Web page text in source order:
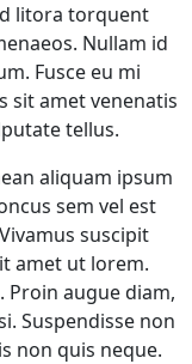
litora torquent
Nullam id
Fusce eu mi
sit amet venenatis
tellus.
aliquam ipsum
sem vel est
suscipit
amet ut lorem.
Proin augue diam,
Suspendisse non
non quis neque.